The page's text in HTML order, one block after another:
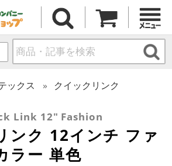
ックス
クイックリンク
Link 12" Fashion
ンク 12インチ ファ
ラー 単色